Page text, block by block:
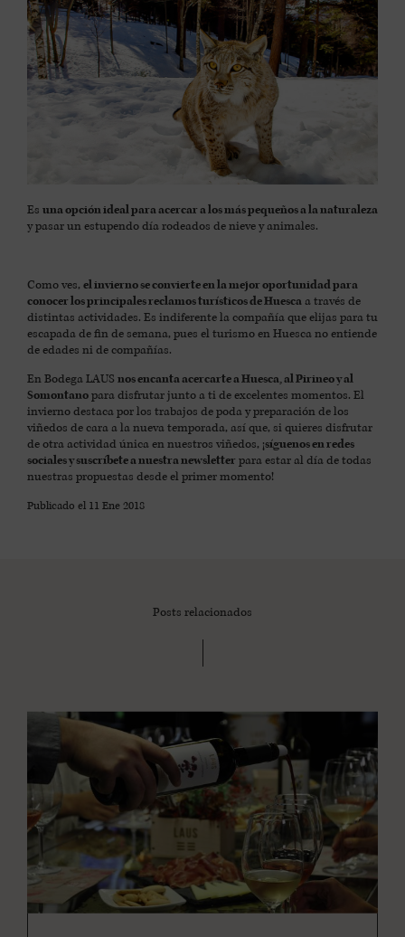
Es una opción ideal para acercar a los más pequeños a la naturaleza
y pasar un estupendo día rodeados de nieve y animales.
Como ves, el invierno se convierte en la mejor oportunidad para
conocer los principales reclamos turísticos de Huescaa través de
distintas actividades. Es indiferente la compañía que elijas para tu
escapada de fin de semana, pues el turismo en Huesca no entiende
de edades ni de compañías.
En Bodega LAUS nos encanta acercarte a Huesca, al Pirineo y al
Somontanopara disfrutar junto a ti de excelentes momentos. El
invierno destaca por los trabajos de poda y preparación de los
viñedos de cara a la nueva temporada, así que, si quieres disfrutar
de otra actividad única en nuestros viñedos, ¡síguenos en redes
sociales y suscríbete a nuestra newsletter para estar al día de todas
nuestras propuestas desde el primer momento!
Publicado el 11 Ene 2018
Posts relacionados